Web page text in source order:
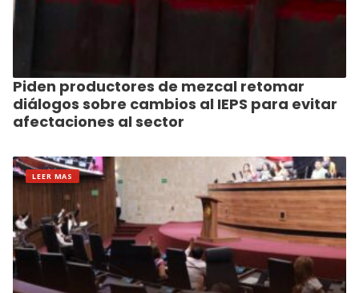
Piden productores de mezcal retomar
diálogos sobre cambios al IEPS para evitar
afectaciones al sector
LEER MAS